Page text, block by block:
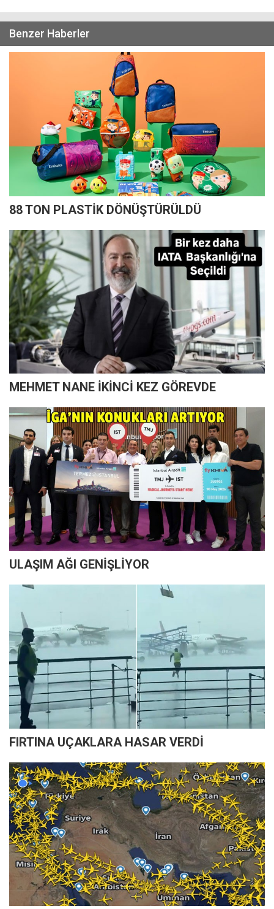
Benzer Haberler
88 TON PLASTİK DÖNÜŞTÜRÜLDÜ
MEHMET NANE İKİNCİ KEZ GÖREVDE
ULAŞIM AĞI GENİŞLİYOR
FIRTINA UÇAKLARA HASAR VERDİ